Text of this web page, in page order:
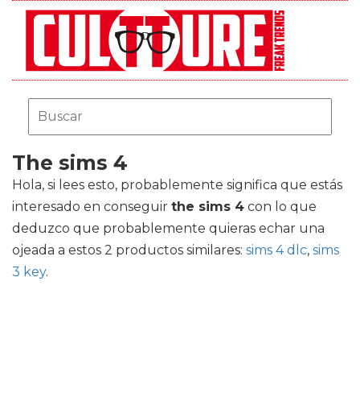
The sims 4
Hola, si lees esto, probablemente significa que estás
interesado en conseguir the sims 4 con lo que
deduzco que probablemente quieras echar una
ojeada a estos 2 productos similares: sims 4 dlc, sims
3 key.